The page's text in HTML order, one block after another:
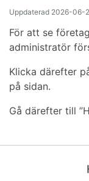
Uppdaterad 2026-06-
För att se
administratör
Klicka därefter
på sidan.
Gå därefter till